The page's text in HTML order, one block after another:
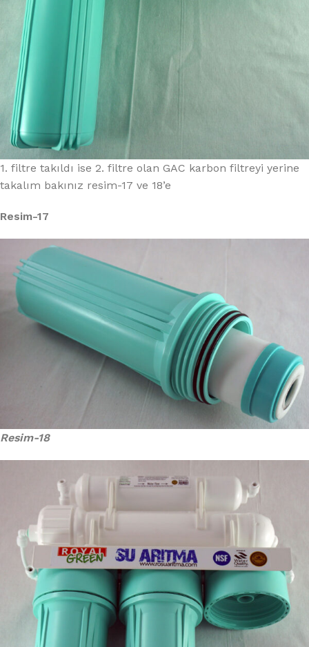
1. filtre takıldı ise 2. filtre olan GAC karbon filtreyi yerine
takalım bakınız resim-17 ve 18’e
Resim-17
Resim-18